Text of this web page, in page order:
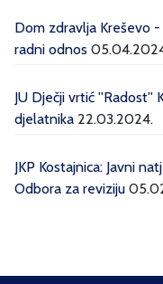
Dom zdravlja Kreševo -
radni odnos
JU Dječji vrtić ''Radost''
djelatnika 22.03.2024.
JKP Kostajnica: Javni
Odbora za reviziju